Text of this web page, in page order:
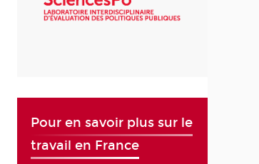
Pour en savoir plus sur le
travail en France